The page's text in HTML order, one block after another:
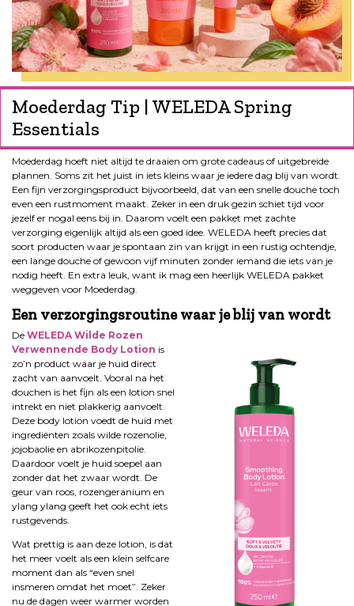
Moederdag Tip | WELEDA Spring
Essentials
Moederdag hoeft niet altijd te draaien om grote cadeaus of uitgebreide
plannen. Soms zit het juist in iets kleins waar je iedere dag blij van wordt.
Een fijn verzorgingsproduct bijvoorbeeld, dat van een snelle douche toch
even een rustmoment maakt. Zeker in een druk gezin schiet tijd voor
jezelf er nogal eens bij in. Daarom voelt een pakket met zachte
verzorging eigenlijk altijd als een goed idee. WELEDA heeft precies dat
soort producten waar je spontaan zin van krijgt in een rustig ochtendje,
een lange douche of gewoon vijf minuten zonder iemand die iets van je
nodig heeft. En extra leuk, want ik mag een heerlijk WELEDA pakket
weggeven voor Moederdag.
Een verzorgingsroutine waar je blij van wordt
De WELEDA Wilde Rozen
Verwennende Body Lotion is
zo’n product waar je huid direct
zacht van aanvoelt. Vooral na het
douchen is het fijn als een lotion snel
intrekt en niet plakkerig aanvoelt.
Deze body lotion voedt de huid met
ingrediënten zoals wilde rozenolie,
jojobaolie en abrikozenpitolie.
Daardoor voelt je huid soepel aan
zonder dat het zwaar wordt. De
geur van roos, rozengeranium en
ylang ylang geeft het ook echt iets
rustgevends.
Wat prettig is aan deze lotion, is dat
het meer voelt als een klein selfcare
moment dan als “even snel
insmeren omdat het moet”. Zeker
nu de dagen weer warmer worden